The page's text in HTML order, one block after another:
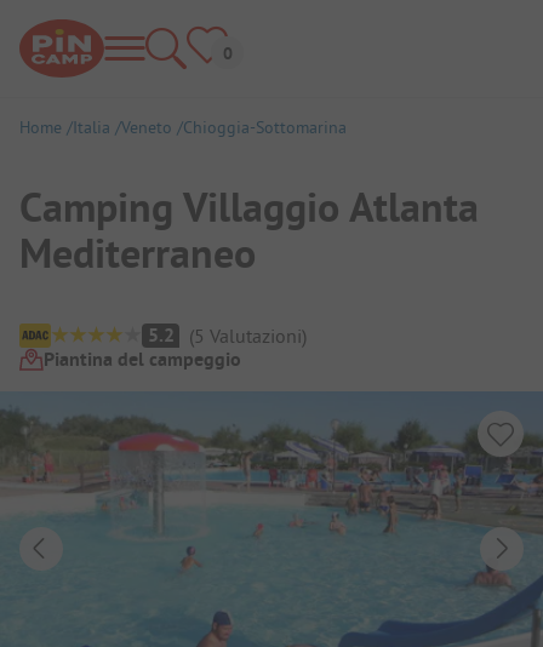
Home Italia Veneto Chioggia-Sottomarina
Camping Villaggio Atlanta
Mediterraneo
Panoramica del campeggio
5.2 (5 Valutazioni)
Piantina del campeggio